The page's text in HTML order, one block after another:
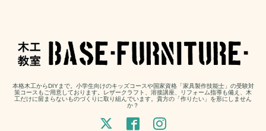
本格木工からDIYまで。小学生向けのキッズコースや国家資格「家具製作技能士」の受験対
策コースもご用意しております。レザークラフト、溶接講座、リフォーム指導も備え、木
工だけに留まらないものづくりに取り組んでいます。貴方の「作りたい」を形にしません
か？